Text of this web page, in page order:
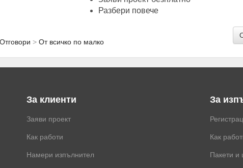
Разбери повече
От всичко по малко
За клиенти
Заяви проект
Как работи
Намери изпълнител
За
Как
Пакети и